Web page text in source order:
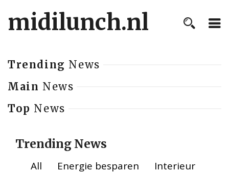
midilunch.nl
Trending News
Main News
Top News
Trending News
All Energie besparen
Interieur